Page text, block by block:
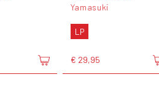
Yamasuki
LP
€ 29,95